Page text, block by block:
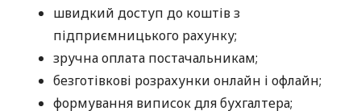
швидкий доступ до коштів з
підприємницького рахунку;
зручна оплата постачальникам;
безготівкові розрахунки онлайн і офлайн;
формування виписок для бухгалтера;